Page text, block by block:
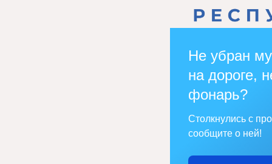
Не убран
на дороге,
фонарь?
Столкнулись с
сообщите о ней!